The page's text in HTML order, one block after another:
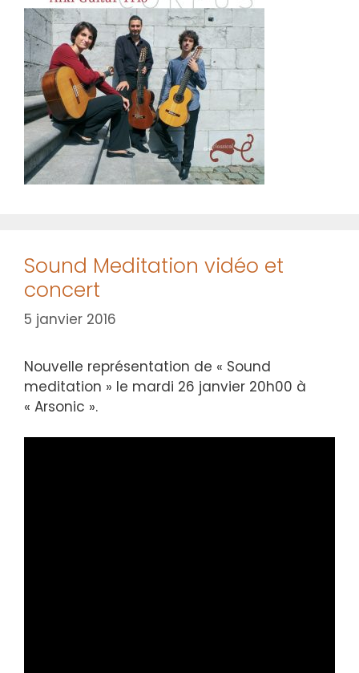
Sound Meditation vidéo et
concert
5 janvier 2016
Nouvelle représentation de « Sound
meditation » le mardi 26 janvier 20h00 à
« Arsonic ».